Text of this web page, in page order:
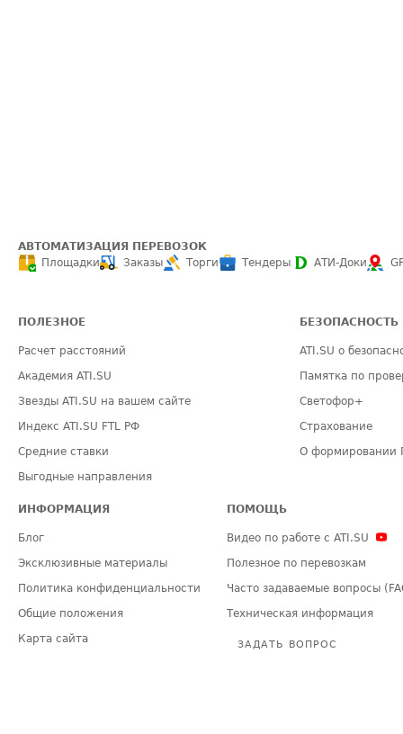
АВТОМАТИЗАЦИЯ ПЕРЕВОЗОК
Площадки
Заказы Торги Тендеры АТИ-Доки
ПОЛЕЗНОЕ
Расчет расстояний
Академия ATI.SU
Звезды ATI.SU на вашем сайте
Индекс ATI.SU FTL РФ
Средние ставки
Выгодные направления
БЕЗОПАСНОСТЬ
ATI.SU о
Памятка по
Светофор+
Страхование
О формировании
ИНФОРМАЦИЯ
Блог
Эксклюзивные материалы
Политика конфиденциальности
Общие положения
Карта сайта
ПОМОЩЬ
Видео по работе с ATI.SU
Полезное по перевозкам
Часто задаваемые вопросы
Техническая информация
ЗАДАТЬ ВОПРОС